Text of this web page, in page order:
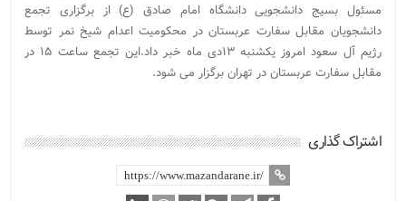
مسئول بسیج دانشجویی دانشگاه امام صادق (ع) از برگزاری تجمع
دانشجویان مقابل سفارت عربستان در محکومیت اعدام شیخ نمر توسط
رژیم آل سعود امروز یکشنبه ۱۳دی ماه خبر داد.این تجمع ساعت ۱۵ در
مقابل سفارت عربستان در تهران برگزار می شود.
اشتراک گذاری